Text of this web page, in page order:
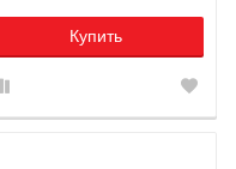
Купить